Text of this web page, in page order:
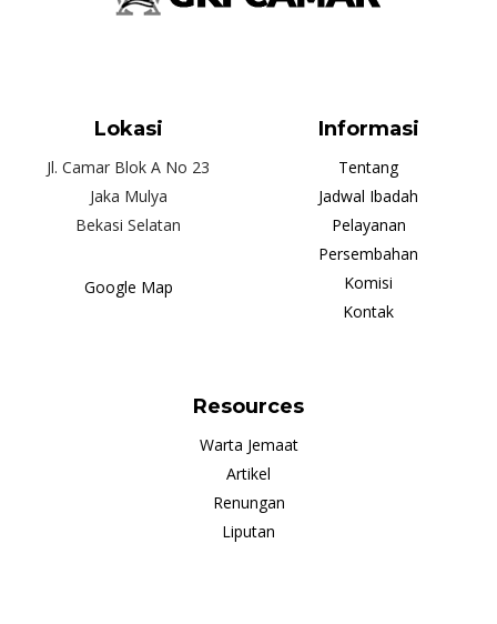
Lokasi
Jl. Camar Blok A No 23
Jaka Mulya
Bekasi Selatan
Google Map
Informasi
Tentang
Jadwal Ibadah
Pelayanan
Persembahan
Komisi
Kontak
Resources
Warta Jemaat
Artikel
Renungan
Liputan